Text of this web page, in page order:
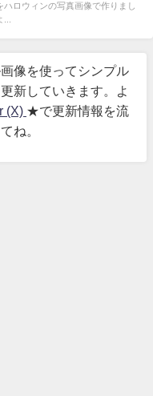
ハロウィンの写真画像で作りまし
像を使ってシンプル
新していきます。よ
(X) ★で更新情報を流
ね。